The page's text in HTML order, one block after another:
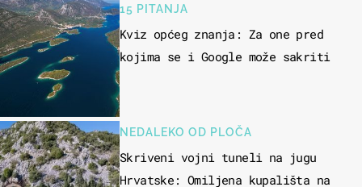
15 PITANJA
Kviz općeg znanja: Za one pred
kojima se i Google može sakriti
NEDALEKO OD PLOČA
Skriveni vojni tuneli na jugu
Hrvatske: Omiljena kupališta na